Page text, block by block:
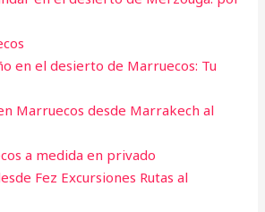
en el desierto de Marruecos: Tu
Marruecos desde Marrakech al
a medida en privado
Fez Excursiones Rutas al